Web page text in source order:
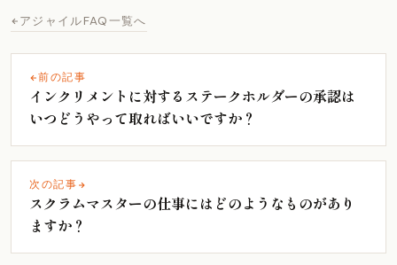
アジャイルFAQ一覧へ
前の記事
インクリメントに対するステークホルダーの承認は
いつどうやって取ればいいですか？
次の記事
スクラムマスターの仕事にはどのようなものがあり
ますか？